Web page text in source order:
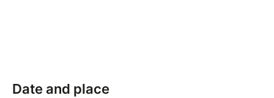
Date and place